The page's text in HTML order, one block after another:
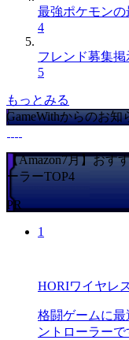
最強ポケモン
4
フレンド募集掲
5
もっとみる
GameWithからのお知
【Amazon7月】お
ーラーTOP4
PR
1
HORIワイヤレ
格闘ゲームに
ントローラーで